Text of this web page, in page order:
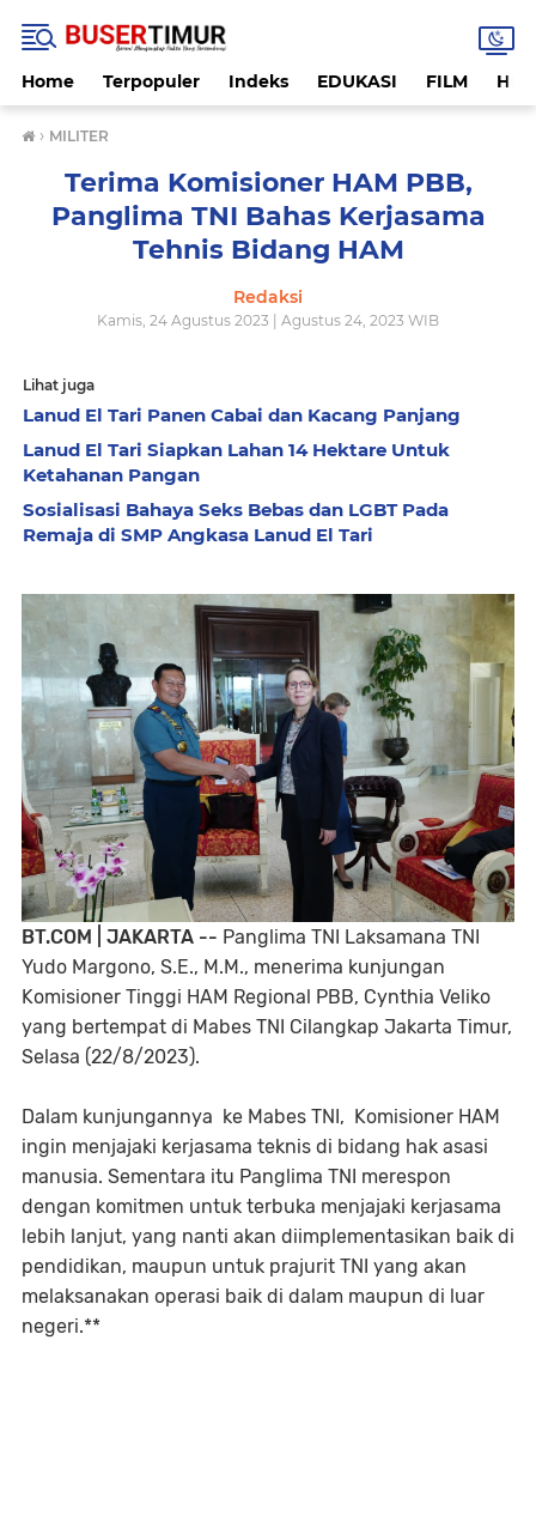
Home Terpopuler Indeks EDUKASI FILM
› MILITER
Terima Komisioner HAM PBB,
Panglima TNI Bahas Kerjasama
Tehnis Bidang HAM
Redaksi
Kamis, 24 Agustus 2023 | Agustus 24, 2023 WIB
Lihat juga
Lanud El Tari Panen Cabai dan Kacang Panjang
Lanud El Tari Siapkan Lahan 14 Hektare Untuk
Ketahanan Pangan
Sosialisasi Bahaya Seks Bebas dan LGBT Pada
Remaja di SMP Angkasa Lanud El Tari
BT.COM | JAKARTA -- Panglima TNI Laksamana TNI
Yudo Margono, S.E., M.M., menerima kunjungan
Komisioner Tinggi HAM Regional PBB, Cynthia Veliko
yang bertempat di Mabes TNI Cilangkap Jakarta Timur,
Selasa (22/8/2023).
Dalam kunjungannya ke Mabes TNI, Komisioner HAM
ingin menjajaki kerjasama teknis di bidang hak asasi
manusia. Sementara itu Panglima TNI merespon
dengan komitmen untuk terbuka menjajaki kerjasama
lebih lanjut, yang nanti akan diimplementasikan baik di
pendidikan, maupun untuk prajurit TNI yang akan
melaksanakan operasi baik di dalam maupun di luar
negeri.**